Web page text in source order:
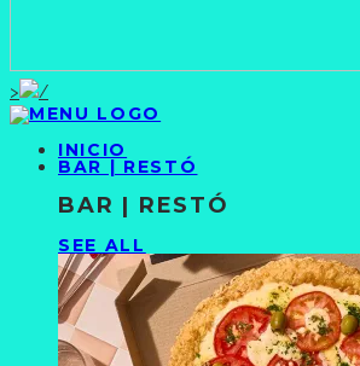
>
INICIO
BAR | RESTÓ
BAR | RESTÓ
SEE ALL